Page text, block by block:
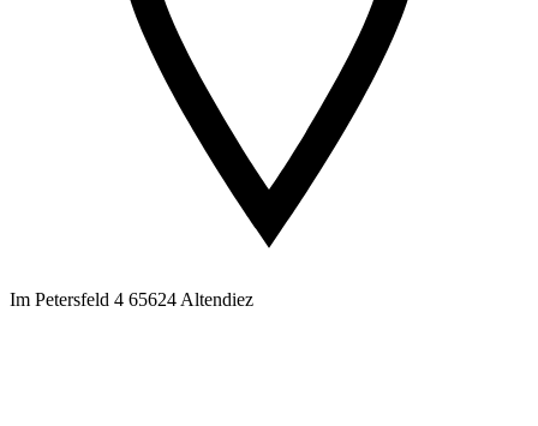
Im Petersfeld 4 65624 Altendiez